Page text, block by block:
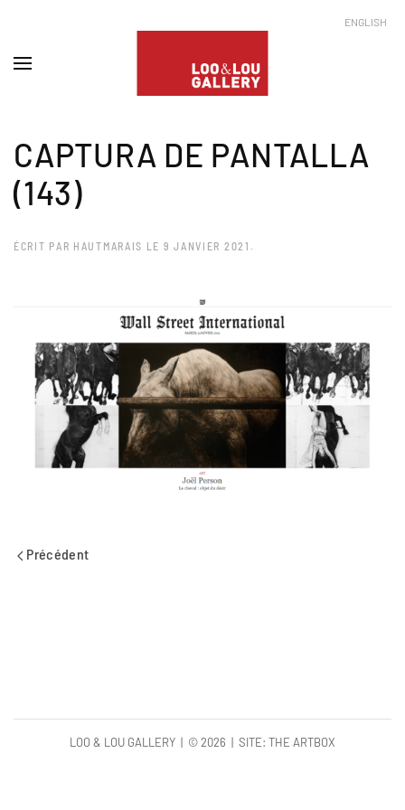
ENGLISH
CAPTURA DE PANTALLA
(143)
ÉCRIT PAR HAUTMARAIS LE 9 JANVIER 2021 .
Précédent
LOO & LOU GALLERY | ©2026 | SITE: THE ARTBOX